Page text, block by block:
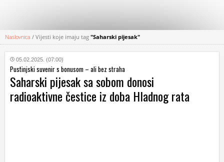
KATEGORIJE
HRVATSKI
WEB
Naslovnica / Vijesti koje imaju tag "Saharski pijesak"
05.02.2025. (07:00)
Pustinjski suvenir s bonusom – ali bez straha
Saharski pijesak sa sobom donosi
radioaktivne čestice iz doba Hladnog rata